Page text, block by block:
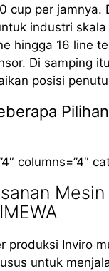
cup per
industri skala
hingga 16 line
Di samping
posisi
columns=”4″
produksi Inviro
untuk